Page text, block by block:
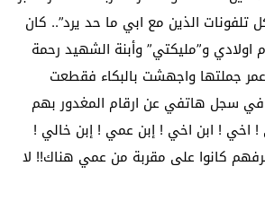
تلفونات الذين مع ابي ما حد يرد”.. كان
اولادي و”مليكتي” وأبنة الشهيد رحمة
عمر جملتها واجهشت بالبكاء فقطعت
في سجل هاتفي عن ارقام المغدور بهم
! اخي ! ابن اخي ! إبن عمي ! إبن خالي !
كانوا على مقربة من عمي هناك!! لا